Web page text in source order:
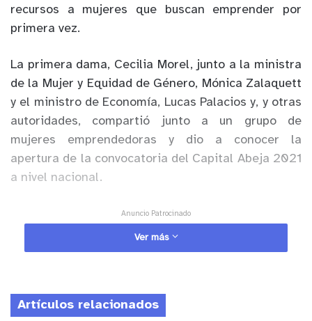
recursos a mujeres que buscan emprender por
primera vez.
La primera dama, Cecilia Morel, junto a la ministra
de la Mujer y Equidad de Género, Mónica Zalaquett
y el ministro de Economía, Lucas Palacios y, y otras
autoridades, compartió junto a un grupo de
mujeres emprendedoras y dio a conocer la
apertura de la convocatoria del Capital Abeja 2021
a nivel nacional.
Anuncio Patrocinado
Tanto el director nacional de Sercotec, Bruno
Trisotti, como la directora (s) de Sernameg,
subsidio que está enfocado en apoyar a todas
aquellas mujeres que buscan emprender por
Ver más
Artículos relacionados